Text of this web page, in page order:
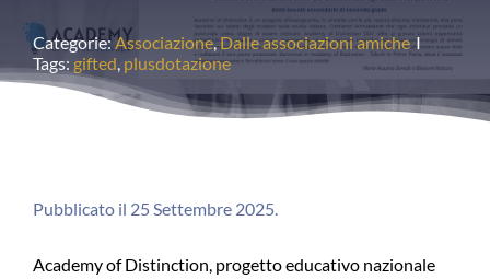
Concorsi
Pubblicazioni
Categorie:Associazione,Dalle associazioni amiche I
Tags: gifted, plusdotazione
Pubblicato il 25 Settembre 2025.
Academy of Distinction, progetto educativo nazionale